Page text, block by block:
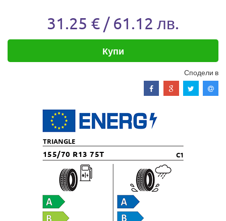
31.25 € / 61.12 лв.
Купи
Сподели в
TRIANGLE
155/70 R13 75T C1